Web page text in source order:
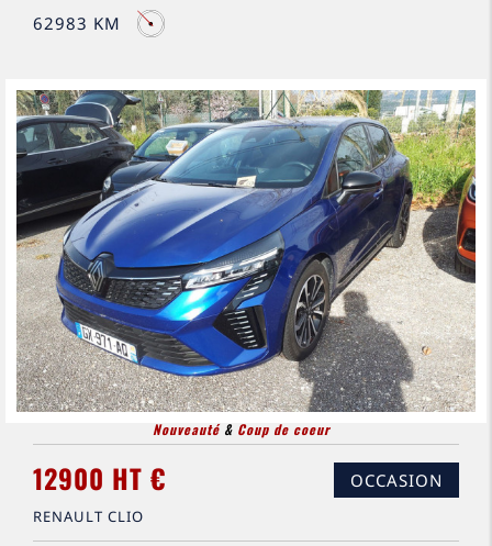
62983 KM
Nouveauté& Coup de coeur
12900 HT € OCCASION
RENAULT CLIO